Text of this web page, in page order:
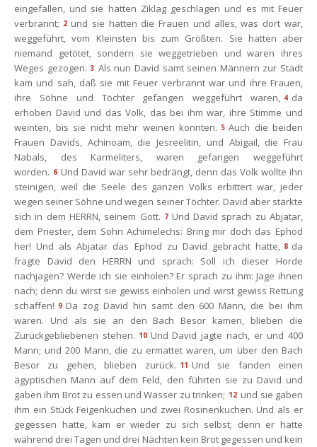
eingefallen, und sie hatten Ziklag geschlagen und es mit Feuer
verbrannt; 2 und sie hatten die Frauen und alles, was dort war,
weggeführt, vom Kleinsten bis zum Größten. Sie hatten aber
niemand getötet, sondern sie weggetrieben und waren ihres
Weges gezogen. 3 Als nun David samt seinen Männern zur Stadt
kam und sah, daß sie mit Feuer verbrannt war und ihre Frauen,
ihre Söhne und Töchter gefangen weggeführt waren, 4 da
erhoben David und das Volk, das bei ihm war, ihre Stimme und
weinten, bis sie nicht mehr weinen konnten. 5 Auch die beiden
Frauen Davids, Achinoam, die Jesreelitin, und Abigail, die Frau
Nabals, des Karmeliters, waren gefangen weggeführt
worden. 6 Und David war sehr bedrängt, denn das Volk wollte ihn
teinigen, weil die Seele des ganzen Volks erbittert war, jeder
wegen seiner Söhne und wegen seiner Töchter. David aber stärkte
ich in dem HERRN, seinem Gott. 7 Und David sprach zu Abjatar,
dem Priester, dem Sohn Achimelechs: Bring mir doch das Ephod
her! Und als Abjatar das Ephod zu David gebracht hatte, 8 da
fragte David den HERRN und sprach: Soll ich dieser Horde
nachjagen? Werde ich sie einholen? Er sprach zu ihm: Jage ihnen
nach; denn du wirst sie gewiss einholen und wirst gewiss Rettung
chaffen! 9 Da zog David hin samt den 600 Mann, die bei ihm
waren. Und als sie an den Bach Besor kamen, blieben die
Zurückgebliebenen stehen. 10 Und David jagte nach, er und 400
Mann; und 200 Mann, die zu ermattet waren, um über den Bach
Besor zu gehen, blieben zurück. 11 Und sie fanden einen
ägyptischen Mann auf dem Feld, den führten sie zu David und
gaben ihm Brot zu essen und Wasser zu trinken; 12 und sie gaben
ihm ein Stück Feigenkuchen und zwei Rosinenkuchen. Und als er
gegessen hatte, kam er wieder zu sich selbst; denn er hatte
während drei Tagen und drei Nächten kein Brot gegessen und kein